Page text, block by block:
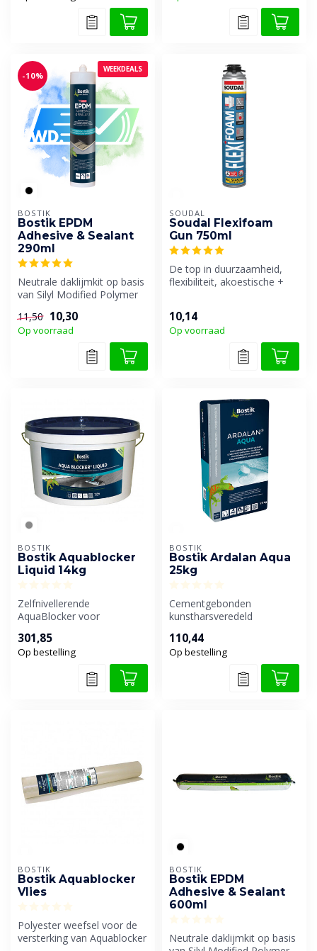
WEEKDEALS
-10%
BOSTIK
Bostik EPDM
Adhesive & Sealant
290ml
Neutrale daklijmkit op basis
van Silyl Modified Polymer
11,50 10,30
Op voorraad
SOUDAL
Soudal Flexifoam
Gun 750ml
De top in duurzaamheid,
flexibiliteit, akoestische +
10,14
Op voorraad
BOSTIK
Bostik Aquablocker
Liquid 14kg
Zelfnivellerende
AquaBlocker voor
geschikt als waterker...
301,85
Op bestelling
BOSTIK
Bostik Ardalan Aqua
25kg
Cementgebonden
kunstharsveredeld
toevoeging van
kwartszand...
110,44
Op bestelling
BOSTIK
Bostik Aquablocker
Vlies
Polyester weefsel voor de
versterking van Aquablocker
BOSTIK
Bostik EPDM
Adhesive & Sealant
600ml
Neutrale daklijmkit op basis